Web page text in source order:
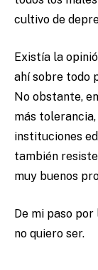
cultivo de
Existía la
ahí sobre todo
No obstante,
más
instituciones
también
muy buenos
De mi paso
no quiero ser.